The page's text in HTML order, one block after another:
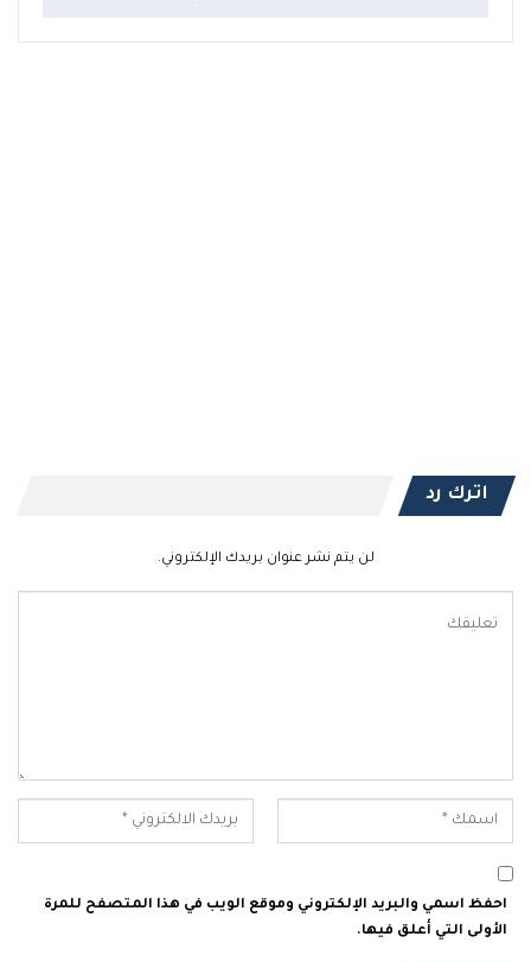
اترك رد
لن يتم نشر عنوان بريدك الإلكتروني.
احفظ اسمي والبريد الإلكتروني وموقع الويب في هذا المتصفح للمرة
الأولى التي أعلق فيها.